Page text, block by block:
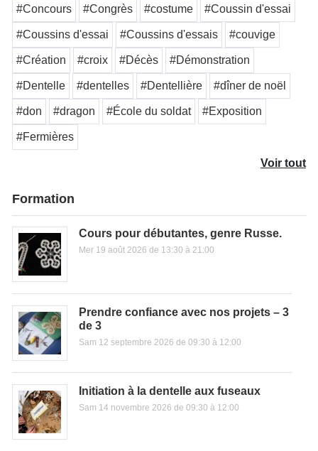
#Concours #Congrès #costume #Coussin d'essai
#Coussins d'essai #Coussins d'essais #couvige
#Création #croix #Décès #Démonstration
#Dentelle #dentelles #Dentellière #dîner de noël
#don #dragon #École du soldat #Exposition
#Fermières
Voir tout
Formation
Cours pour débutantes, genre Russe.
Mer 19 août 2026 de 13:30 à 21:00
Prendre confiance avec nos projets – 3
de 3
Sam 12 septembre 2026 de 09:30 à 12:00
Initiation à la dentelle aux fuseaux
Sam 14 novembre 2026 de 09:30 à 12:00